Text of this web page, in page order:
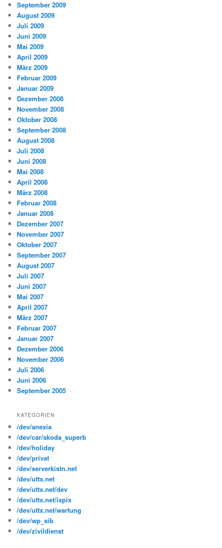
September 2009
August 2009
Juli 2009
Juni 2009
Mai 2009
April 2009
März 2009
Februar 2009
Januar 2009
Dezember 2008
November 2008
Oktober 2008
September 2008
August 2008
Juli 2008
Juni 2008
Mai 2008
April 2008
März 2008
Februar 2008
Januar 2008
Dezember 2007
November 2007
Oktober 2007
September 2007
August 2007
Juli 2007
Juni 2007
Mai 2007
April 2007
März 2007
Februar 2007
Januar 2007
Dezember 2006
November 2006
Juli 2006
Juni 2006
September 2005
KATEGORIEN
/dev/anexia
/dev/car/skoda_superb
/dev/holiday
/dev/privat
/dev/serverkistn.net
/dev/uttx.net
/dev/uttx.net/dev
/dev/uttx.net/ixpix
/dev/uttx.net/wartung
/dev/wp_sib
/dev/zivildienst